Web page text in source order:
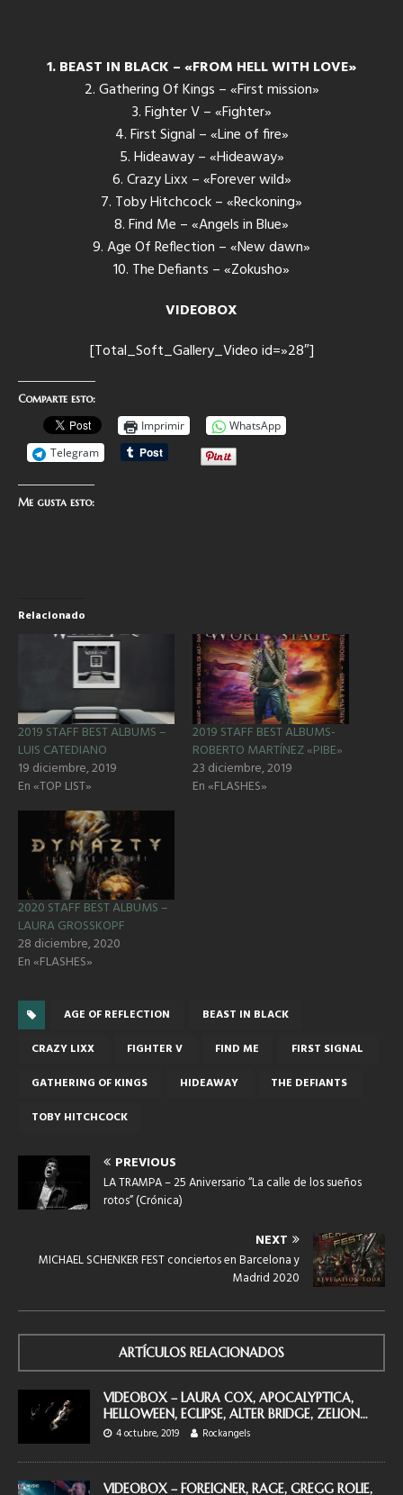
1. BEAST IN BLACK – «FROM HELL WITH LOVE»
2. Gathering Of Kings – «First mission»
3. Fighter V – «Fighter»
4. First Signal – «Line of fire»
5. Hideaway – «Hideaway»
6. Crazy Lixx – «Forever wild»
7. Toby Hitchcock – «Reckoning»
8. Find Me – «Angels in Blue»
9. Age Of Reflection – «New dawn»
10. The Defiants – «Zokusho»
VIDEOBOX
[Total_Soft_Gallery_Video id=»28″]
Comparte esto:
Imprimir
WhatsApp
Telegram
Me gusta esto:
Relacionado
2019 STAFF BEST ALBUMS –
LUIS CATEDIANO
19 diciembre, 2019
En «TOP LIST»
2019 STAFF BEST ALBUMS-
ROBERTO MARTÍNEZ «PIBE»
23 diciembre, 2019
En «FLASHES»
2020 STAFF BEST ALBUMS –
LAURA GROSSKOPF
28 diciembre, 2020
En «FLASHES»
AGE OF REFLECTION
BEAST IN BLACK
CRAZY LIXX
FIGHTER V FIND ME
FIRST SIGNAL
GATHERING OF KINGS
HIDEAWAY
THE DEFIANTS
TOBY HITCHCOCK
PREVIOUS
LA TRAMPA – 25 Aniversario “La calle de los sueños
rotos” (Crónica)
NEXT
MICHAEL SCHENKER FEST conciertos en Barcelona y
Madrid 2020
ARTÍCULOS RELACIONADOS
VIDEOBOX – LAURA COX, APOCALYPTICA,
HELLOWEEN, ECLIPSE, ALTER BRIDGE, ZELION…
4 octubre, 2019
Rockangels
VIDEOBOX – FOREIGNER, RAGE, GREGG ROLIE,